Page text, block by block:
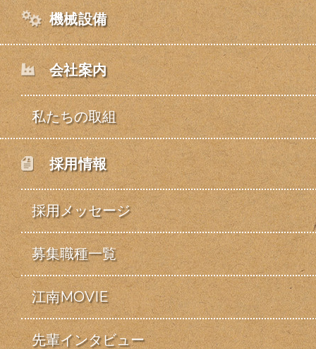
機械設備
会社案内
私たちの取組
採用情報
採用メッセージ
募集職種一覧
江南MOVIE
先輩インタビュー